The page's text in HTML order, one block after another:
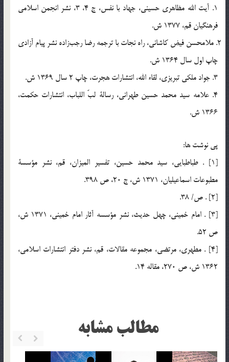
1. آيت الله مظاهري حسيني، جهاد با نفس، ج 4، 3، نشر انجمن اسلامي
فرهنگيان قم، 1377 ش.
2. ملامحسن فيض كاشاني، راه نجات با ترجمه رضا رجب‎زاده نشر پيام آزادي
چاپ اول سال 1364 ش.
3. جواد ملكي تبريزي، لقاء الله، انتشارات هجرت، چاپ 2 سال 1369 ش.
4. علامه سيد محمد حسين طهراني، رسالة لبّ اللباب، انتشارات حكمت،
1366 ش.
پي نوشت ها:
[1] . طباطبايي، سيد محمد حسين، تفسير الميزان، قم، نشر مؤسسة
مطبوعات اسماعيليان، 1371 ش، ج 20، ص 398.
[2] . ص/ 38.
[3] . امام خميني، چهل حديث، نشر مؤسسه آثار امام خميني، 1371 ش،
ص 52.
[4] . مطهري، مرتضي، مجموعه مقالات، قم، نشر دفتر انتشارات اسلامي،
1362 ش، ص 270، مقاله 14.
مطالب مشابه